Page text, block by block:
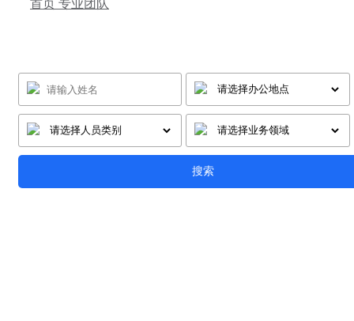
首页 专业团队
搜索